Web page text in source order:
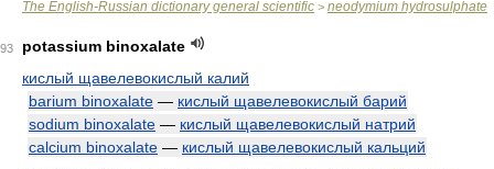
The English-Russian dictionary general scientific > neodymium hydrosulphate
93
potassium binoxalate
кислый щавелевокислый калий
barium binoxalate — кислый щавелевокислый барий
sodium binoxalate — кислый щавелевокислый натрий
calcium binoxalate — кислый щавелевокислый кальций